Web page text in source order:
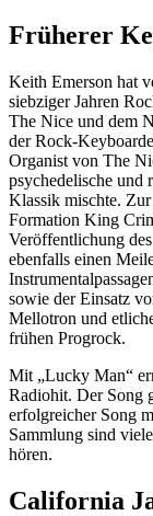
Früherer
Keith Emerson hat
siebziger Jahren
The Nice und dem
der Rock-
Organist von The
psychedelische und
Klassik mischte.
Formation King
Veröffentlichung
ebenfalls einen
sowie der Einsatz
Mellotron und
frühen Progrock.
Mit „Lucky Man“
Radiohit. Der Song
erfolgreicher Song
Sammlung sind
hören.
California